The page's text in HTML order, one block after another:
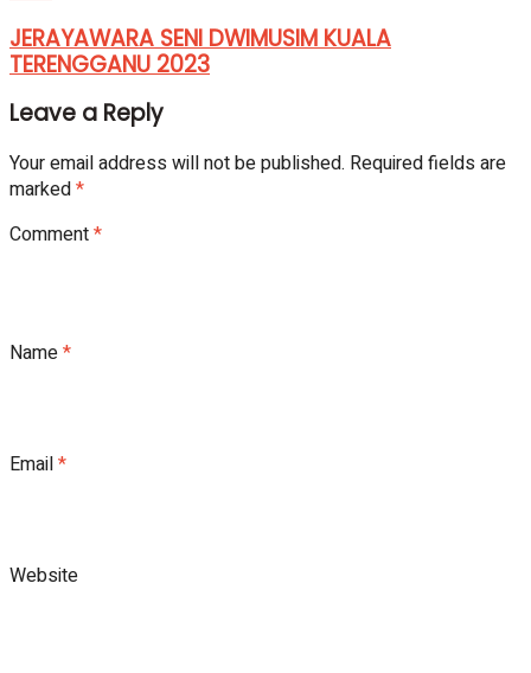
JERAYAWARA SENI DWIMUSIM KUALA
TERENGGANU 2023
Leave a Reply
Your email address will not be published. Required fields are
marked*
Comment*
Name*
Email*
Website